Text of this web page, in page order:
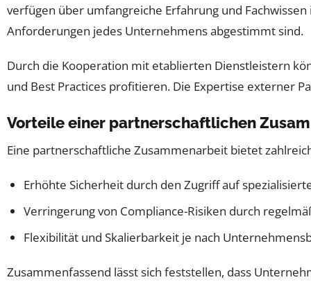
verfügen über umfangreiche Erfahrung und
Anforderungen jedes Unternehmens abgestimmt sind.
Durch die Kooperation mit etablierten Dienstleistern
und Best Practices profitieren. Die Expertise externer
Vorteile einer partnerschaftlichen
Eine partnerschaftliche Zusammenarbeit bietet
Erhöhte Sicherheit durch den Zugriff auf
Verringerung von Compliance-Risiken durch
Flexibilität und Skalierbarkeit je nach
Zusammenfassend lässt sich feststellen, dass